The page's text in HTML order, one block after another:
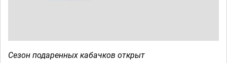
Сезон подаренных кабачков открыт